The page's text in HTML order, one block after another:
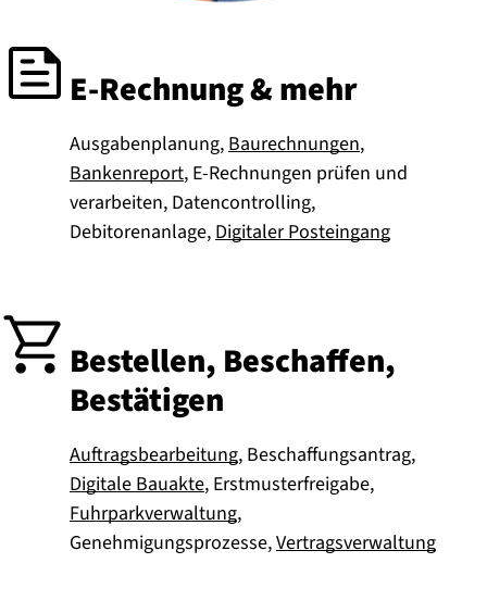
E-Rechnung & mehr
Ausgabenplanung, Baurechnungen,
Bankenreport, E-Rechnungen prüfen und
verarbeiten, Datencontrolling,
Debitorenanlage, Digitaler Posteingang
Bestellen, Beschaffen,
Bestätigen
Auftragsbearbeitung, Beschaffungsantrag,
Digitale Bauakte, Erstmusterfreigabe,
Fuhrparkverwaltung,
Genehmigungsprozesse,Vertragsverwaltung